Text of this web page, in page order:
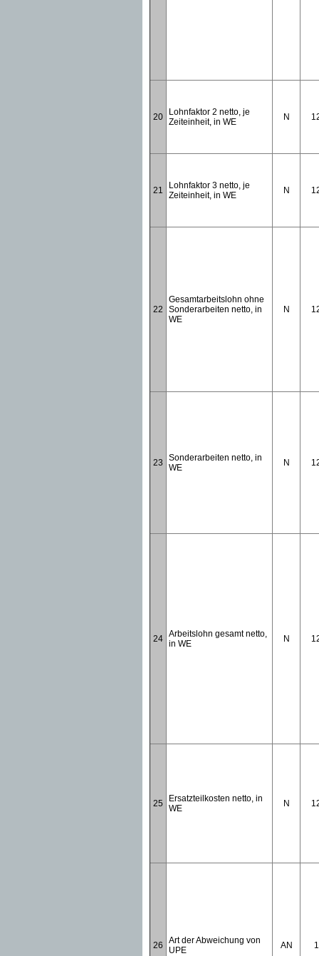
20
Lohnfaktor 2 netto, je
Zeiteinheit, in WE
N
21
Lohnfaktor 3 netto, je
Zeiteinheit, in WE
N
22
Gesamtarbeitslohn ohne
Sonderarbeiten netto, in
WE
N
23
Sonderarbeiten netto, in
WE
N
24 Arbeitslohn gesamt netto,
in WE
N
25
Ersatzteilkosten netto, in
WE
N
26
Art der Abweichung von
UPE
AN 1